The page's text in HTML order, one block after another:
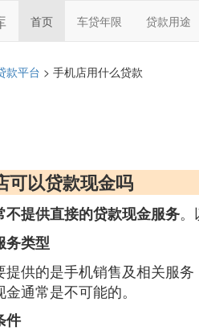
首页 车贷年限 贷款用途
款平台 > 手机店用什么贷款
可以贷款现金吗
不提供直接的贷款现金服务。
务类型
提供的是手机销售及相关服
通常是不可能的。
件